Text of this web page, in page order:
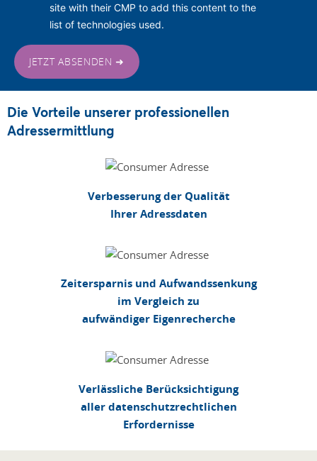
site with their CMP to add this content to the
list of technologies used.
JETZT ABSENDEN ➜
Die Vorteile unserer professionellen
Adressermittlung
Verbesserung der Qualität
Ihrer Adressdaten
Zeitersparnis und Aufwandssenkung
im Vergleich zu
aufwändiger Eigenrecherche
Verlässliche Berücksichtigung
aller datenschutzrechtlichen
Erfordernisse